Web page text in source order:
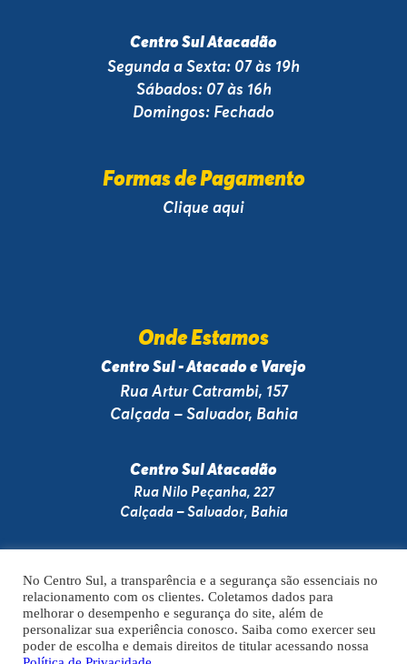
Centro Sul Atacadão
Segunda a Sexta: 07 às 19h
Sábados: 07 às 16h
Domingos: Fechado
Formas de Pagamento
Clique aqui
Onde Estamos
Centro Sul - Atacado e Varejo
Rua Artur Catrambi, 157
Calçada – Salvador, Bahia
Centro Sul Atacadão
Rua Nilo Peçanha, 227
Calçada – Salvador, Bahia
A VENDA E O CONSUMO DE BEBIDAS ALCOÓLICAS SÃO PROIBIDOS PARA
MENORES DE 18 ANOS. BEBIDA ALCOÓLICA PODE CAUSAR DEPENDÊNCIA
QUÍMICA E, EM EXCESSO, PROVOCA GRAVES MALES À SAÚDE. BEBA COM
MODERAÇÃO.
No Centro Sul, a transparência e a segurança são essenciais no
relacionamento com os clientes. Coletamos dados para
melhorar o desempenho e segurança do site, além de
personalizar sua experiência conosco. Saiba como exercer seu
poder de escolha e demais direitos de titular acessando nossa